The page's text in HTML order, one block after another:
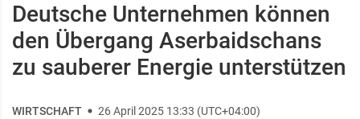
Deutsche Unternehmen können
den Übergang Aserbaidschans
zu sauberer Energie unterstützen
WIRTSCHAFT 26 April 2025 13:33 (UTC+04:00)